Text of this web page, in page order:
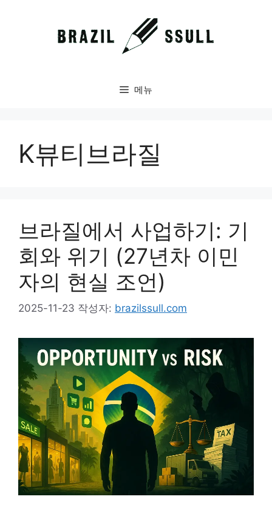
메뉴
K뷰티브라질
브라질에서 사업하기: 기
회와 위기 (27년차 이민
자의 현실 조언)
2025-11-23 작성자: brazilssull.com